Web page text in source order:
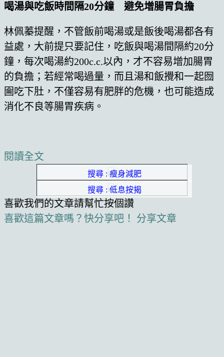
喝湯與吃飯時間隔20分鐘 避免增腸胃負擔
林佩蓁提醒，不管飯前喝湯或是飯後喝湯都各有
益處，大前提只要記住，吃飯與喝湯間隔約20分
鐘，每次喝湯約200c.c.以內，才不容易增加腸胃
的負擔；若經常喝過量，而且湯和飯攪和一起囫
圇吃下肚，不僅容易有肥胖的危機，也可能造成
消化不良等腸胃疾病。
閱讀全文
搜尋 : 瘦身減肥
搜尋 : 低息按揭
喜歡我們的文章請幫忙按個讚
喜歡這篇文章嗎？快分享吧！
分享文章